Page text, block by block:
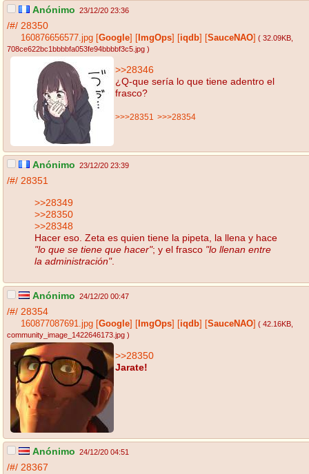
Anónimo 23/12/20 23:36
/#/ 28350
160876656577.jpg Google ImgOps iqdb SauceNAO ( 32.09KB
708ce622bc1bbbbfa053fe94bbbbf3c5.jpg )
>>28346
¿Q-que sería lo que tiene adentro el
frasco?
>>>28351 >>>28354
Anónimo 23/12/20 23:39
/#/ 28351
>>28349
>>28350
>>28348
Hacer eso. Zeta es quien tiene la pipeta, la llena y hace
"lo que se tiene que hacer"; y el frasco "lo llenan entre
la administración".
Anónimo 24/12/20 00:47
/#/ 28354
160877087691.jpg Google ImgOps iqdb SauceNAO ( 42.16KB
community_image_1422646173.jpg )
>>28350
Jarate!
Anónimo 24/12/20 04:51
/#/ 28367